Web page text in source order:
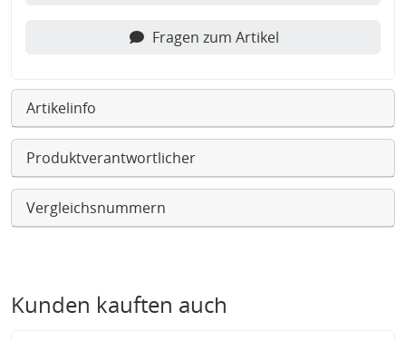
Fragen zum Artikel
Artikelinfo
Produktverantwortlicher
Vergleichsnummern
Kunden kauften auch